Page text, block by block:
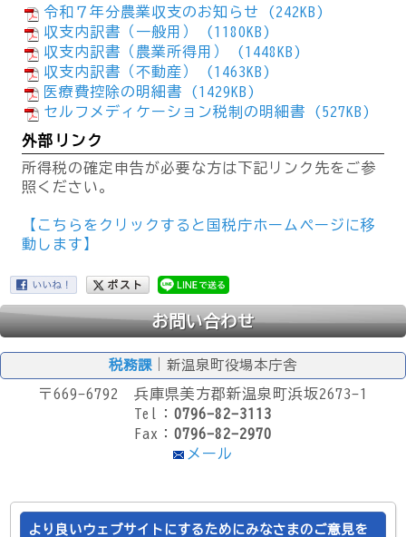
令和７年分農業収支のお知らせ (242KB)
収支内訳書（一般用） (1180KB)
収支内訳書（農業所得用） (1448KB)
収支内訳書（不動産） (1463KB)
医療費控除の明細書 (1429KB)
セルフメディケーション税制の明細書 (527KB)
外部リンク
所得税の確定申告が必要な方は下記リンク先をご参
照ください。
【こちらをクリックすると国税庁ホームページに移
動します】
お問い合わせ
税務課 ｜新温泉町役場本庁舎
〒669-6792 兵庫県美方郡新温泉町浜坂2673-1
Tel： 0796-82-3113
Fax： 0796-82-2970
メール
より良いウェブサイトにするためにみなさまのご意見を